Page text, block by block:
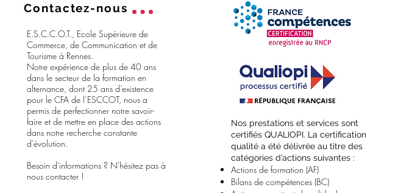
Contactez-nous
E.S.C.C.O.T., Ecole Supérieure de
Commerce, de Communication et de
Tourisme à Rennes.
Notre expérience de plus de 40 ans
dans le secteur de la formation en
alternance, dont 25 ans d’existence
pour le CFA de l’ESCCOT, nous a
permis de perfectionner notre savoir-
faire et de mettre en place des actions
dans notre recherche constante
d’évolution.
Besoin d'informations ? N'hésitez pas à
nous contacter !
​Nos prestations et services sont
certifiés QUALIOPI. La certification
qualité a été délivrée au titre des
catégories d’actions suivantes :
Actions de formation (AF)
Bilans de compétences (BC)